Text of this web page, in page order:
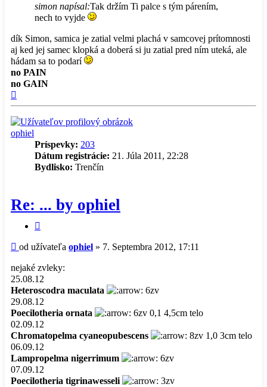
simon napísal:Tak držím Ti palce s tým párením,
nech to vyjde
dík Simon, samica je zatial velmi plachá v samcovej prítomnosti
aj ked jej samec klopká a doberá si ju zatial pred ním uteká, ale
hádam sa to podarí
no PAIN
no GAIN
ophiel
Príspevky: 203
Dátum registrácie: 21. Júla 2011, 22:28
Bydlisko: Trenčín
Re: ... by ophiel
Príspevok
od užívateľa ophiel » 7. Septembra 2012, 17:11
nejaké zvleky:
25.08.12
Heteroscodra maculata
6zv
29.08.12
Poecilotheria ornata
6zv 0,1 4,5cm telo
02.09.12
Chromatopelma cyaneopubescens
8zv 1,0 3cm telo
06.09.12
Lampropelma nigerrimum
6zv
07.09.12
Poecilotheria tigrinawesseli
3zv